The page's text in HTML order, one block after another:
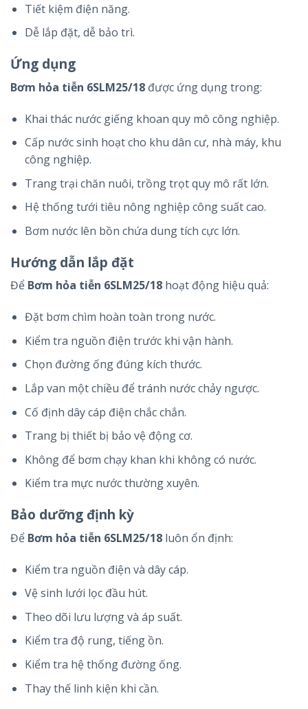
Tiết kiệm điện năng.
Dễ lắp đặt, dễ bảo trì.
Ứng dụng
Bơm hỏa tiễn 6SLM25/18 được ứng dụng trong:
Khai thác nước giếng khoan quy mô công nghiệp.
Cấp nước sinh hoạt cho khu dân cư, nhà máy, khu
công nghiệp.
Trang trại chăn nuôi, trồng trọt quy mô rất lớn.
Hệ thống tưới tiêu nông nghiệp công suất cao.
Bơm nước lên bồn chứa dung tích cực lớn.
Hướng dẫn lắp đặt
Để Bơm hỏa tiễn 6SLM25/18 hoạt động hiệu quả:
Đặt bơm chìm hoàn toàn trong nước.
Kiểm tra nguồn điện trước khi vận hành.
Chọn đường ống đúng kích thước.
Lắp van một chiều để tránh nước chảy ngược.
Cố định dây cáp điện chắc chắn.
Trang bị thiết bị bảo vệ động cơ.
Không để bơm chạy khan khi không có nước.
Kiểm tra mực nước thường xuyên.
Bảo dưỡng định kỳ
Để Bơm hỏa tiễn 6SLM25/18 luôn ổn định:
Kiểm tra nguồn điện và dây cáp.
Vệ sinh lưới lọc đầu hút.
Theo dõi lưu lượng và áp suất.
Kiểm tra độ rung, tiếng ồn.
Kiểm tra hệ thống đường ống.
Thay thế linh kiện khi cần.